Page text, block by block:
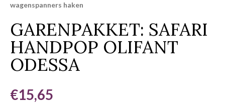
wagenspanners haken
GARENPAKKET: SAFARI
HANDPOP OLIFANT
ODESSA
€15,65